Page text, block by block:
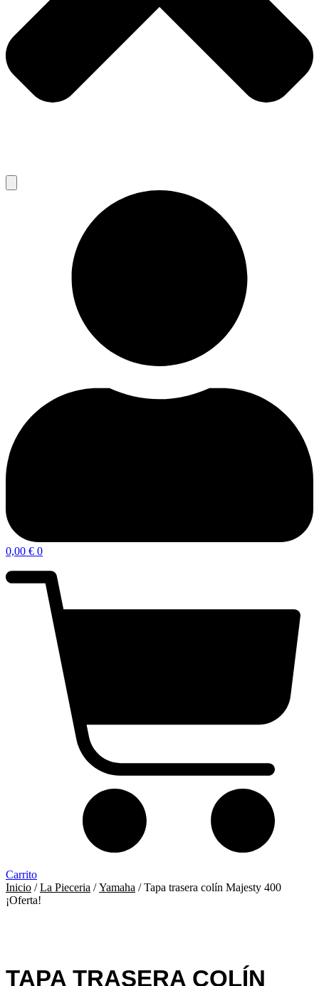
0,00 € 0
Carrito
Inicio /La Pieceria /Yamaha / Tapa trasera colín Majesty 400
¡Oferta!
TAPA TRASERA COLÍN